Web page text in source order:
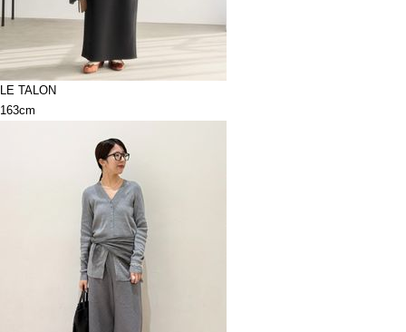
LE TALON
163cm